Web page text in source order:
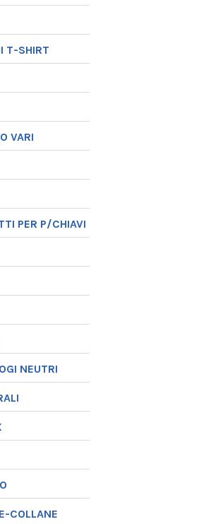
T-SHIRT
VARI
PER P/CHIAVI
NEUTRI
COLLANE